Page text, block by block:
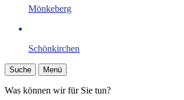
Mönkeberg
Schönkirchen
Suche Menü
Was können wir für Sie tun?